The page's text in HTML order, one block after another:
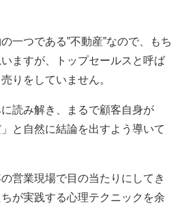
一つである”不動産”なので、もち
ますが、トップセールスと呼ば
りをしていません。
読み解き、まるで顧客自身が
と自然に結論を出すよう導いて
営業現場で目の当たりにしてき
が実践する心理テクニックを余